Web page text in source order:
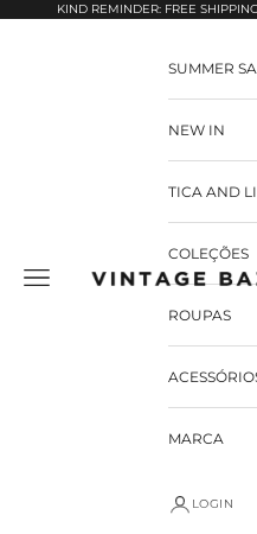
Pular para o conteúdo
KIND REMINDER: FREE
Vintage Bazaar
SUMMER
NEW IN
TICA AND
COLEÇÕES
ROUPAS
MARCA
LOGIN